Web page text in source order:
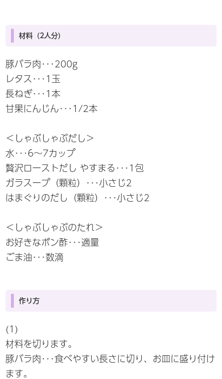
材料（2人分）
豚バラ肉･･･200g
レタス･･･1玉
長ねぎ･･･1本
甘果にんじん･･･1/2本
＜しゃぶしゃぶだし＞
水･･･6～7カップ
贅沢ローストだし やすまる･･･1包
ガラスープ（顆粒）･･･小さじ2
はまぐりのだし（顆粒）･･･小さじ2
＜しゃぶしゃぶのたれ＞
お好きなポン酢･･･適量
ごま油･･･数滴
作り方
(1)
材料を切ります。
豚バラ肉･･･食べやすい長さに切り、お皿に盛り付け
ます。